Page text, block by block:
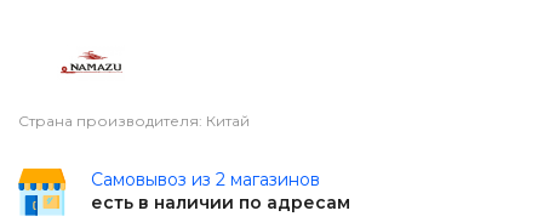
Страна производителя: Китай
Самовывоз из 2 магазинов
есть в наличии по адресам